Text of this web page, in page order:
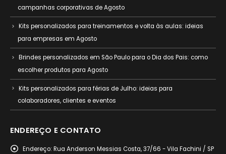
campanhas corporativas de Agosto
Kits personalizados para treinamentos e volta às aulas: ideias
para empresas em Agosto
Brindes personalizados em São Paulo para o Dia dos Pais: como
escolher produtos para Agosto
Kits personalizados para férias de Julho: ideias para
colaboradores, clientes e eventos
ENDEREÇO E CONTATO
Endereço: Rua Anderson Messias Costa, 37/66 - Vila Fachini / SP